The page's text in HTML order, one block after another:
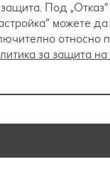
Под
можете
относно
за защита